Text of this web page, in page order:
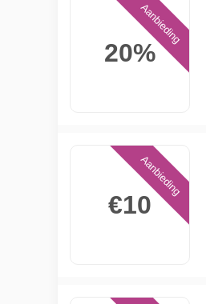
20%
Aanbieding
€10
Aanbieding